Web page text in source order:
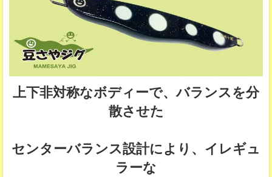
上下非対称なボディーで、バランスを分
散させた
センターバランス設計により、イレギュ
ラーな